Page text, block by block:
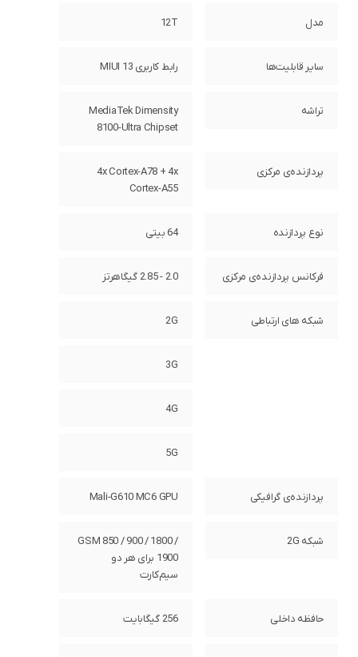
مدل 12T
سایر قابلیت‌ها رابط کاربری MIUI 13
تراشه
MediaTek Dimensity
8100-Ultra Chipset
پردازنده‌ی مرکزی
4x Cortex-A78 + 4x
Cortex-A55
نوع پردازنده 64 بیتی
فرکانس پردازنده‌ی مرکزی 2.0 - 2.85 گیگاهرتز
شبکه های ارتباطی 2G
3G
4G
5G
پردازنده‌ی گرافیکی Mali-G610 MC6 GPU
شبکه 2G
GSM 850 / 900 / 1800 /
1900 برای هر دو
سیم‌کارت
حافظه داخلی 256 گیگابایت